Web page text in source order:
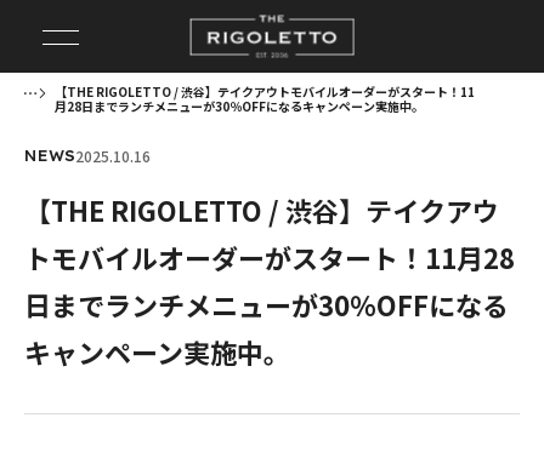
【THE RIGOLETTO / 渋谷】テイクアウトモバイルオーダーがスタート！11
月28日までランチメニューが30％OFFになるキャンペーン実施中。
NEWS2025.10.16
【THE RIGOLETTO / 渋谷】テイクアウ
トモバイルオーダーがスタート！11月28
日までランチメニューが30％OFFになる
キャンペーン実施中。